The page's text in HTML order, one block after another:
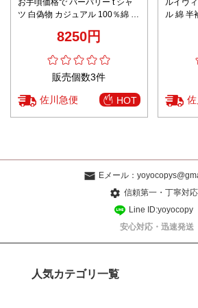
お手頃価格で バーバリー t シャ
ツ 白偽物 カジュアル 100％綿 ゆ
8250円
販売個数3件
佐川急便 HOT
ルイヴ
ル 綿 半
Eメール：
信頼第一・丁寧対応
Line ID:yoyocopy
安心対応・迅速発送
人気カテゴリ一覧